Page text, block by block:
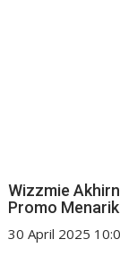
Wizzmie
Promo
30 April 2025